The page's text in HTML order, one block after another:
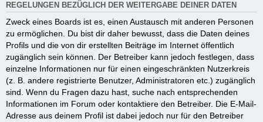
REGELUNGEN BEZÜGLICH DER WEITERGABE DEINER DATEN
Zweck eines Boards ist es, einen Austausch mit anderen Personen
zu ermöglichen. Du bist dir daher bewusst, dass die Daten deines
Profils und die von dir erstellten Beiträge im Internet öffentlich
zugänglich sein können. Der Betreiber kann jedoch festlegen, dass
einzelne Informationen nur für einen eingeschränkten Nutzerkreis
(z. B. andere registrierte Benutzer, Administratoren etc.) zugänglich
sind. Wenn du Fragen dazu hast, suche nach entsprechenden
Informationen im Forum oder kontaktiere den Betreiber. Die E-Mail-
Adresse aus deinem Profil ist dabei jedoch nur für den Betreiber